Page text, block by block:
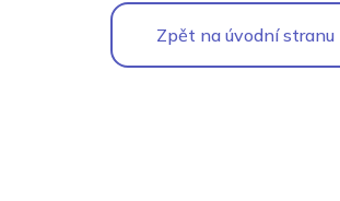
Zpět na úvodní stranu